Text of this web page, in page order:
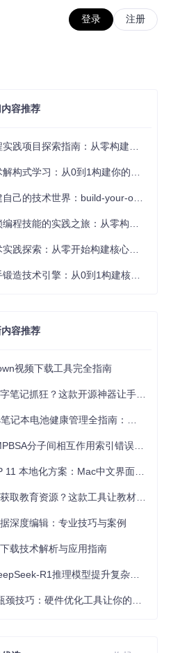
登录 注册
容推荐
践项目探索指南：从零构建技术能力体系
构式学习：从0到1构建你的编程知识体系
的技术世界：build-your-own-x项目的实践探索指南
程技能的实践之旅：从零构建你的技术世界
践探索：从零开始构建核心系统的实践指南
造技术引擎：从0到1构建核心系统的实践指南
容推荐
视频下载工具完全指南
深度编辑：专业技巧与案例
载技术解析与应用指南